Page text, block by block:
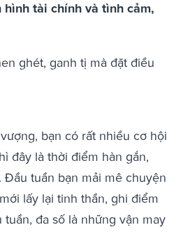
tài chính và tình cảm,
ghét, ganh tị mà đặt điều
bạn có rất nhiều cơ hội
đây là thời điểm hàn gắn,
tuần bạn mải mê chuyện
lấy lại tinh thần, ghi điểm
đa số là những vận may